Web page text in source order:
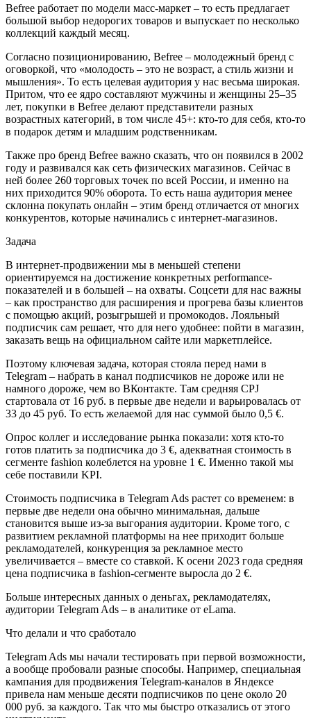
Befree работает по модели масс-маркет – то есть предлагает
большой выбор недорогих товаров и выпускает по несколько
коллекций каждый месяц.
Согласно позиционированию, Befree – молодежный бренд с
оговоркой, что «молодость – это не возраст, а стиль жизни и
мышления». То есть целевая аудитория у нас весьма широкая.
Притом, что ее ядро составляют мужчины и женщины 25–35
лет, покупки в Befree делают представители разных
возрастных категорий, в том числе 45+: кто-то для себя, кто-то
в подарок детям и младшим родственникам.
Также про бренд Befree важно сказать, что он появился в 2002
году и развивался как сеть физических магазинов. Сейчас в
ней более 260 торговых точек по всей России, и именно на
них приходится 90% оборота. То есть наша аудитория менее
склонна покупать онлайн – этим бренд отличается от многих
конкурентов, которые начинались с интернет-магазинов.
Задача
В интернет-продвижении мы в меньшей степени
ориентируемся на достижение конкретных performance-
показателей и в большей – на охваты. Соцсети для нас важны
– как пространство для расширения и прогрева базы клиентов
с помощью акций, розыгрышей и промокодов. Лояльный
подписчик сам решает, что для него удобнее: пойти в магазин,
заказать вещь на официальном сайте или маркетплейсе.
Поэтому ключевая задача, которая стояла перед нами в
Telegram – набрать в канал подписчиков не дороже или не
намного дороже, чем во ВКонтакте. Там средняя CPJ
стартовала от 16 руб. в первые две недели и варьировалась от
33 до 45 руб. То есть желаемой для нас суммой было 0,5 €.
Опрос коллег и исследование рынка показали: хотя кто-то
готов платить за подписчика до 3 €, адекватная стоимость в
сегменте fashion колеблется на уровне 1 €. Именно такой мы
себе поставили KPI.
Стоимость подписчика в Telegram Ads растет со временем: в
первые две недели она обычно минимальная, дальше
становится выше из-за выгорания аудитории. Кроме того, с
развитием рекламной платформы на нее приходит больше
рекламодателей, конкуренция за рекламное место
увеличивается – вместе со ставкой. К осени 2023 года средняя
цена подписчика в fashion-сегменте выросла до 2 €.
Больше интересных данных о деньгах, рекламодателях,
аудитории Telegram Ads – в аналитике от eLama.
Что делали и что сработало
Telegram Ads мы начали тестировать при первой возможности,
а вообще пробовали разные способы. Например, специальная
кампания для продвижения Telegram-каналов в Яндексе
привела нам меньше десяти подписчиков по цене около 20
000 руб. за каждого. Так что мы быстро отказались от этого